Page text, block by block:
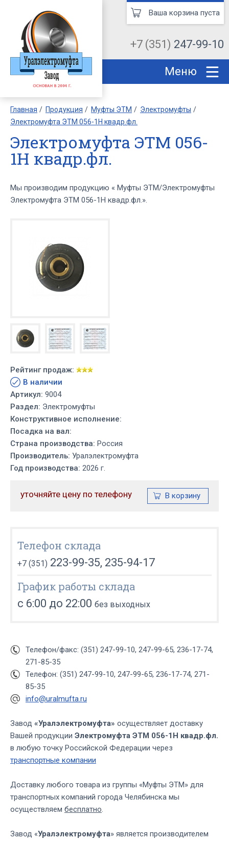
+7 (351) 247-99-10
Ваша корзина пуста
Меню
Главная Продукция Муфты ЭТМ
Электромуфты
Электромуфта ЭТМ 056-1Н квадр.фл.
Электромуфта ЭТМ 056-
1Н квадр.фл.
Мы производим продукцию « Муфты ЭТМ/Электромуфты
Электромуфта ЭТМ 056-1Н квадр.фл.».
Рейтинг продаж:
В наличии
Артикул: 9004
Раздел: Электромуфты
Конструктивное исполнение:
Посадка на вал:
Страна производства: Россия
Производитель: Уралэлектромуфта
Год производства: 2026 г.
уточняйте цену по телефону
Телефон склада
+7 (351) 223-99-35, 235-94-17
График работы склада
с 6:00 до 22:00 без выходных
Телефон/факс: (351) 247-99-10, 247-99-65, 236-17-74,
271-85-35
Телефон: (351) 247-99-10, 247-99-65, 236-17-74, 271-
85-35
info@uralmufta.ru
Завод «Уралэлектромуфта» осуществляет доставку
Вашей продукции Электромуфта ЭТМ 056-1Н квадр.фл.
в любую точку Российской Федерации через
транспортные компании
Доставку любого товара из группы «Муфты ЭТМ» для
транспортных компаний города Челябинска мы
осуществляем бесплатно.
Завод «Уралэлектромуфта» является производителем